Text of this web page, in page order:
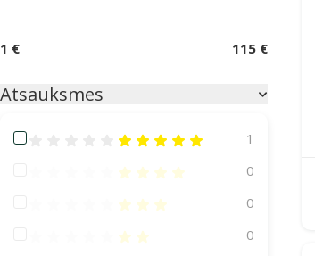
1 € 115 €
Atsauksmes
Atsauksmes 100%
1
Atsauksmes 80%
0
Atsauksmes 60%
0
Atsauksmes 40%
0